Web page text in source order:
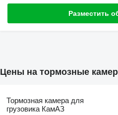
Разместить
Цены на тормозные
Тормозная камера для
грузовика КамАЗ